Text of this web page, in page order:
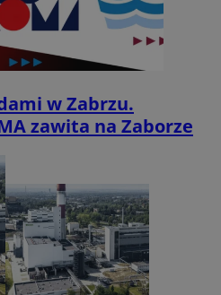
w Zabrzu.
zawita na Zaborze